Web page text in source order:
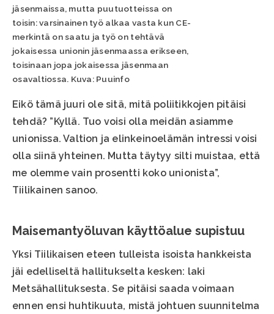
jäsenmaissa, mutta puutuotteissa on
toisin: varsinainen työ alkaa vasta kun CE-
merkintä on saatu ja työ on tehtävä
jokaisessa unionin jäsenmaassa erikseen,
toisinaan jopa jokaisessa jäsenmaan
osavaltiossa. Kuva: Puuinfo
Eikö tämä juuri ole sitä, mitä poliitikkojen pitäisi
tehdä? ”Kyllä. Tuo voisi olla meidän asiamme
unionissa. Valtion ja elinkeinoelämän intressi voisi
olla siinä yhteinen. Mutta täytyy silti muistaa, että
me olemme vain prosentti koko unionista”,
Tiilikainen sanoo.
Maisemantyöluvan käyttöalue supistuu
Yksi Tiilikaisen eteen tulleista isoista hankkeista
jäi edelliseltä hallitukselta kesken: laki
Metsähallituksesta. Se pitäisi saada voimaan
ennen ensi huhtikuuta, mistä johtuen suunnitelma